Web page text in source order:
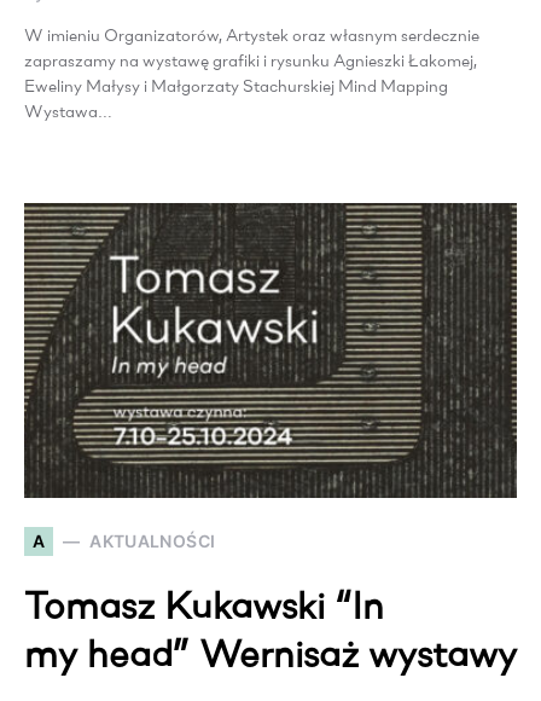
W imieniu Organizatorów, Artystek oraz własnym serdecznie
zapraszamy na wystawę grafiki i rysunku Agnieszki Łakomej,
Eweliny Małysy i Małgorzaty Stachurskiej Mind Mapping
Wystawa…
A AKTUALNOŚCI
Tomasz Kukawski “In
my head” Wernisaż wystawy